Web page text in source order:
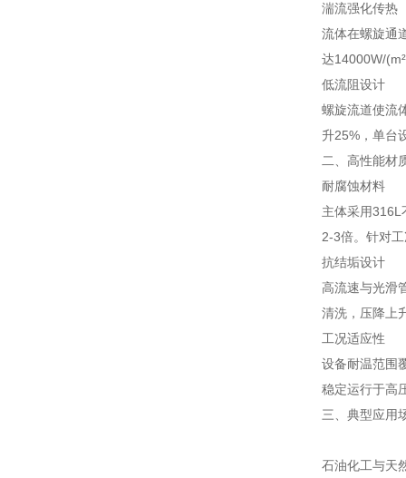
湍流强化传热
流体在螺旋通
达14000W/
低流阻设计
螺旋流道使流
升25%，单台
二、高性能材
耐腐蚀材料
主体采用316L
2-3倍。针对
抗结垢设计
高流速与光滑
清洗，压降上
工况适应性
设备耐温范围
稳定运行于高
三、典型应用
石油化工与天